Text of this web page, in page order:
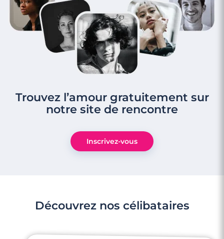
Trouvez l’amour gratuitement sur
notre site de rencontre
Inscrivez-vous
Découvrez nos célibataires